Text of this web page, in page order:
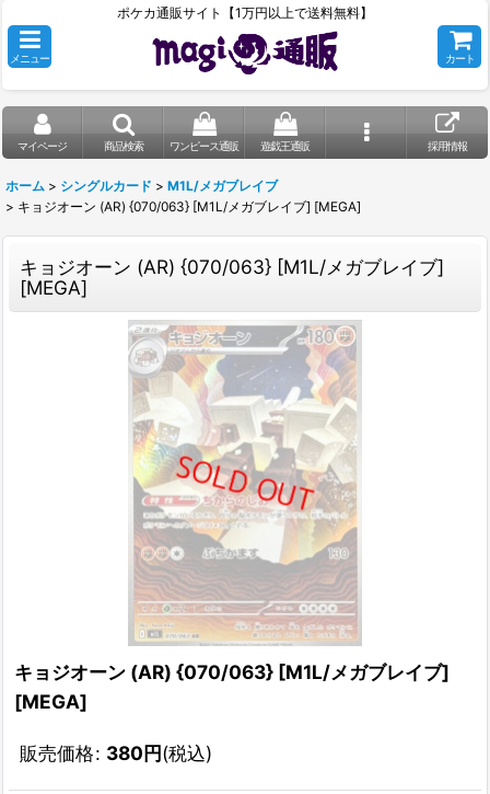
ポケカ通販サイト【1万円以上で送料無料】
メニュー カート
マイページ 商品検索 ワンピース通販 遊戯王通販 採用情報
ホーム > シングルカード > M1L/メガブレイブ
> キョジオーン (AR) {070/063} [M1L/メガブレイブ] [MEGA]
キョジオーン (AR) {070/063} [M1L/メガブレイブ]
[MEGA]
キョジオーン (AR) {070/063} [M1L/メガブレイブ]
[MEGA]
販売価格: 380円(税込)